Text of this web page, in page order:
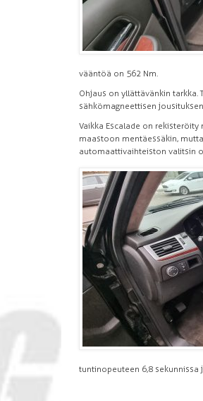
vääntöä on 562 Nm.
Ohjaus on yllättävänkin tarkka.
sähkömagneettisen
Vaikka Escalade on
maastoon mentäessäkin,
automaattivaihteiston valitsin
tuntinopeuteen 6,8